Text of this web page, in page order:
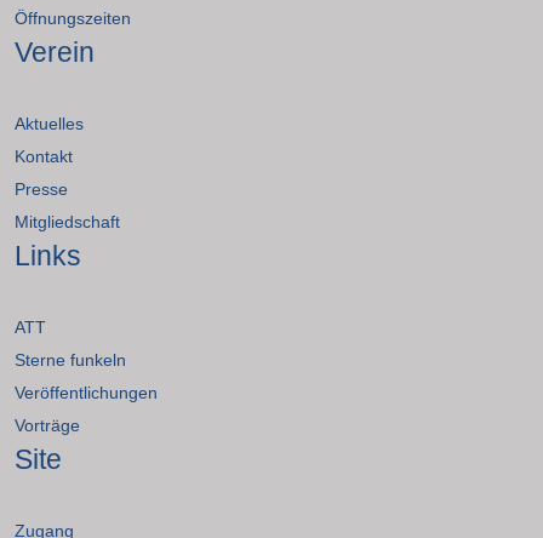
Öffnungszeiten
Verein
Aktuelles
Kontakt
Presse
Mitgliedschaft
Links
ATT
Sterne funkeln
Veröffentlichungen
Vorträge
Site
Zugang